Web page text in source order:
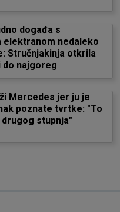
događa s
elektranom nedaleko
Stručnjakinja otkrila
do najgoreg
Mercedes jer ju je
poznate tvrtke: "To
stupnja"